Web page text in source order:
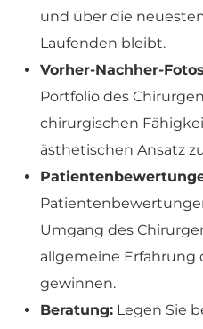
und über die
Laufenden bleibt.
Vorher-Nachher-
Portfolio des
chirurgischen
ästhetischen Ansatz
Umgang des
allgemeine Erfahrung
gewinnen.
Beratung: Legen Sie